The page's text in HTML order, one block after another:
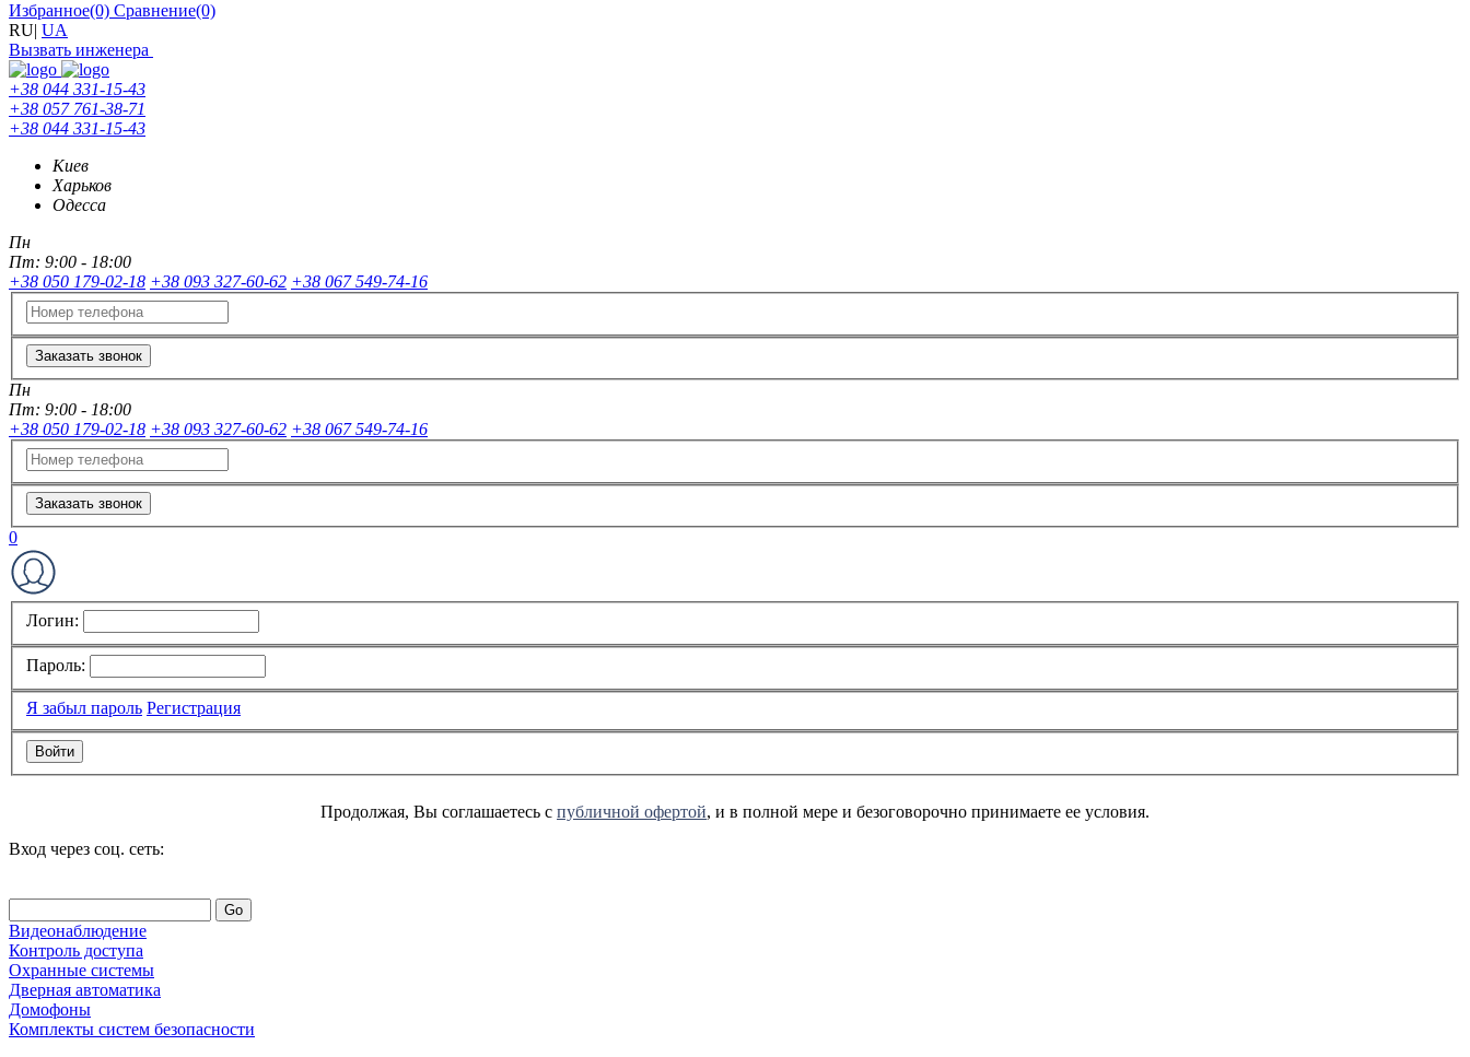
Избранное(0) Сравнение(0)
RU| UA
Вызвать инженера
+38 044 331-15-43
+38 057 761-38-71
+38 044 331-15-43
Киев
Харьков
Одесса
Пн
Пт: 9:00 - 18:00
+38 050 179-02-18 +38 093 327-60-62 +38 067 549-74-16
Заказать звонок
Пн
Пт: 9:00 - 18:00
+38 050 179-02-18 +38 093 327-60-62 +38 067 549-74-16
Заказать звонок
0
Логин:
Пароль:
Я забыл пароль Регистрация
Продолжая, Вы соглашаетесь с публичной офертой, и в полной мере и безоговорочно принимаете ее условия.
Вход через соц. сеть:
Go
Видеонаблюдение
Контроль доступа
Охранные системы
Дверная автоматика
Домофоны
Комплекты систем безопасности